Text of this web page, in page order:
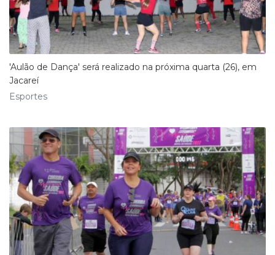
'Aulão de Dança' será realizado na próxima quarta (26), em
Jacareí
Esportes